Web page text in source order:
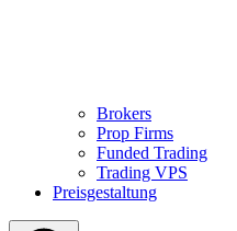
Brokers
Prop Firms
Funded Trading
Trading VPS
Preisgestaltung